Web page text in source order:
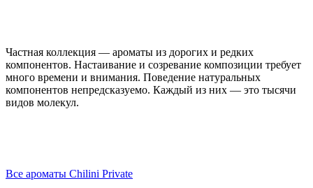
Частная коллекция — ароматы из дорогих и редких
компонентов. Настаивание и созревание композиции требует
много времени и внимания. Поведение натуральных
компонентов непредсказуемо. Каждый из них — это тысячи
видов молекул.
Все ароматы Chilini Private